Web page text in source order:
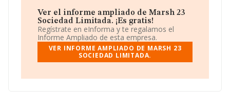
CNAE corresponde a 4631 con código 'Comercio al por
mayor de frutas y hortalizas'. La empresa no tiene
actividad en mercados exteriores.
La sociedad españolaMarsh 23 Sociedad Limitada
con CIF B56621568, está situada en Calle María
Zambrano núm. 17, (41850), Villamanrique De La
Ver el informe ampliado de Marsh 23
Sociedad Limitada. ¡Es gratis!
Regístrate en eInforma y te regalamos el
Informe Ampliado de esta empresa.
VER INFORME AMPLIADO DE MARSH 23
SOCIEDAD LIMITADA.